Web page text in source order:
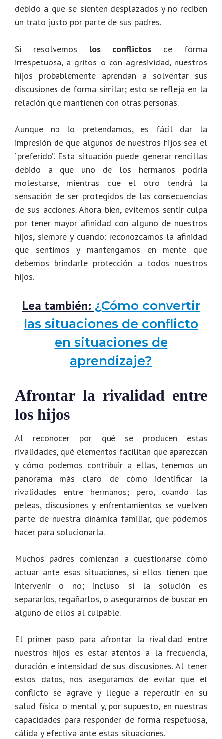
debido a que se sienten desplazados y no reciben
un trato justo por parte de sus padres.
Si resolvemos los conflictos de forma
irrespetuosa, a gritos o con agresividad, nuestros
hijos probablemente aprendan a solventar sus
discusiones de forma similar; esto se refleja en la
relación que mantienen con otras personas.
Aunque no lo pretendamos, es fácil dar la
impresión de que algunos de nuestros hijos sea el
“preferido”. Esta situación puede generar rencillas
debido a que uno de los hermanos podría
molestarse, mientras que el otro tendrá la
sensación de ser protegidos de las consecuencias
de sus acciones. Ahora bien, evitemos sentir culpa
por tener mayor afinidad con alguno de nuestros
hijos, siempre y cuando: reconozcamos la afinidad
que sentimos y mantengamos en mente que
debemos brindarle protección a todos nuestros
hijos.
Lea también: ¿Cómo convertir
las situaciones de conflicto
en situaciones de
aprendizaje?
Afrontar la rivalidad entre
los hijos
Al reconocer por qué se producen estas
rivalidades, qué elementos facilitan que aparezcan
y cómo podemos contribuir a ellas, tenemos un
panorama más claro de cómo identificar la
rivalidades entre hermanos; pero, cuando las
peleas, discusiones y enfrentamientos se vuelven
parte de nuestra dinámica familiar, qué podemos
hacer para solucionarla.
Muchos padres comienzan a cuestionarse cómo
actuar ante esas situaciones, si ellos tienen que
intervenir o no; incluso si la solución es
separarlos, regañarlos, o asegurarnos de buscar en
alguno de ellos al culpable.
El primer paso para afrontar la rivalidad entre
nuestros hijos es estar atentos a la frecuencia,
duración e intensidad de sus discusiones. Al tener
estos datos, nos aseguramos de evitar que el
conflicto se agrave y llegue a repercutir en su
salud física o mental y, por supuesto, en nuestras
capacidades para responder de forma respetuosa,
cálida y efectiva ante estas situaciones.